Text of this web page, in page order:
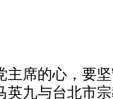
主席的心，要
九与台北市宗